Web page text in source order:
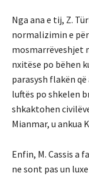
Nga ana e tij, Z.
normalizimin e
mosmarrëveshjet
nxitëse po bëhen
parasysh flakën
luftës po shkelen
shkaktohen
Mianmar, u ankua
Enfin, M. Cassis a
ne sont pas un